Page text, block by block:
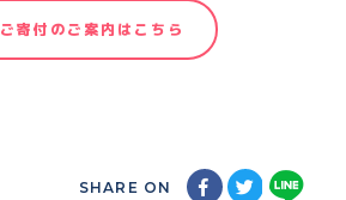
ご寄付のご案内はこちら
SHARE ON